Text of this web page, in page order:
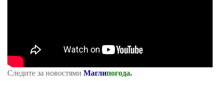
Следите за новостями Маглипогода.